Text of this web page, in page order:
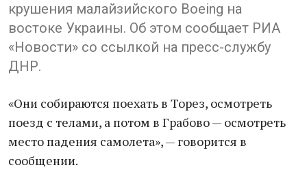
крушения малайзийского Boeing на
востоке Украины. Об этом сообщает РИА
«Новости» со ссылкой на пресс-службу
ДНР.
«Они собираются поехать в Торез, осмотреть
поезд с телами, а потом в Грабово — осмотреть
место падения самолета», — говорится в
сообщении.